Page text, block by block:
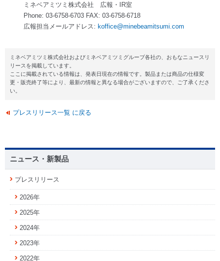
ミネベアミツミ株式会社 広報・IR室
Phone: 03-6758-6703 FAX: 03-6758-6718
広報担当メールアドレス: koffice@minebeamitsumi.com
ミネベアミツミ株式会社およびミネベアミツミグループ各社の、おもなニュースリ
リースを掲載しています。
ここに掲載されている情報は、発表日現在の情報です。製品または商品の仕様変
更・販売終了等により、最新の情報と異なる場合がございますので、ご了承くださ
い。
プレスリリース一覧 に戻る
ニュース・新製品
プレスリリース
2026年
2025年
2024年
2023年
2022年